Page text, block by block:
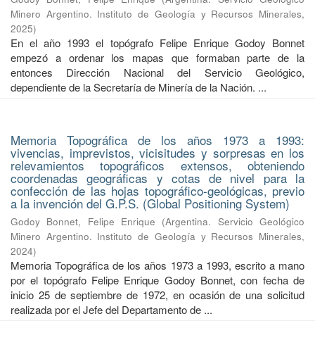
Minero Argentino. Instituto de Geología y Recursos Minerales,
2025)
En el año 1993 el topógrafo Felipe Enrique Godoy Bonnet
empezó a ordenar los mapas que formaban parte de la
entonces Dirección Nacional del Servicio Geológico,
dependiente de la Secretaría de Minería de la Nación. ...
Memoria Topográfica de los años 1973 a 1993:
vivencias, imprevistos, vicisitudes y sorpresas en los
relevamientos topográficos extensos, obteniendo
coordenadas geográficas y cotas de nivel para la
confección de las hojas topográfico-geológicas, previo
a la invención del G.P.S. (Global Positioning System)
Godoy Bonnet, Felipe Enrique (Argentina. Servicio Geológico
Minero Argentino. Instituto de Geología y Recursos Minerales,
2024)
Memoria Topográfica de los años 1973 a 1993, escrito a mano
por el topógrafo Felipe Enrique Godoy Bonnet, con fecha de
inicio 25 de septiembre de 1972, en ocasión de una solicitud
realizada por el Jefe del Departamento de ...